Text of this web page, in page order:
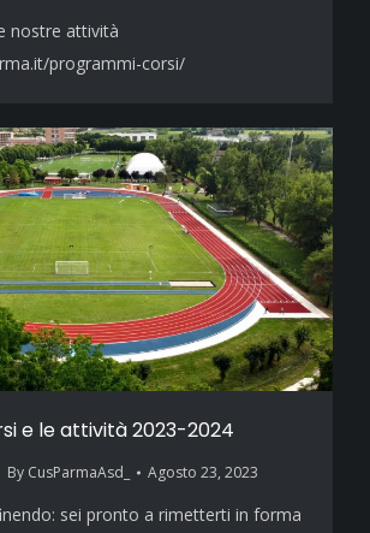
nostre attività
programmi-corsi/
e le attività 2023-2024
By CusParmaAsd_ Agosto 23, 2023
sei pronto a rimetterti in forma